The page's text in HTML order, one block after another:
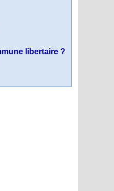
libertaire ?